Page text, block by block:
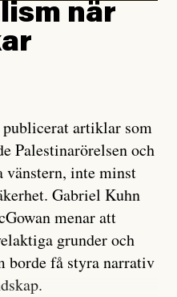
när
publicerat artiklar som
Palestinarörelsen och
vänstern, inte minst
Gabriel Kuhn
menar att
grunder och
borde få styra narrativ